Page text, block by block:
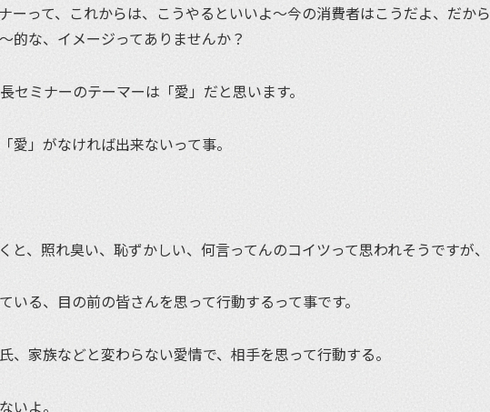
ーって、これからは、こうやるといいよ〜今の消費者はこうだよ、だから
的な、イメージってありませんか？
セミナーのテーマーは「愛」だと思います。
愛」がなければ出来ないって事。
と、照れ臭い、恥ずかしい、何言ってんのコイツって思われそうですが、
いる、目の前の皆さんを思って行動するって事です。
、家族などと変わらない愛情で、相手を思って行動する。
いよ。